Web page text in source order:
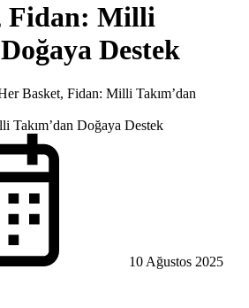
Fidan: Milli
Destek
Basket, Fidan: Milli Takım’dan
10 Ağustos 2025